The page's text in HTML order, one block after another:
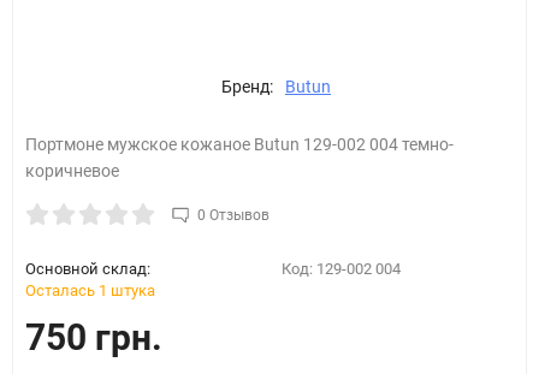
Бренд: Butun
Портмоне мужское кожаное Butun 129-002 004 темно-
коричневое
0 Отзывов
Основной склад:
Осталась 1 штука
Код: 129-002 004
750 грн.